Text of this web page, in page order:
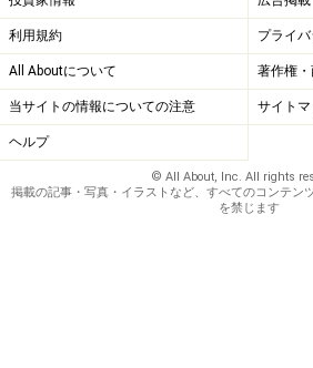
11センチ以下」が安全の目安とされ
はちょうど子どもの頭が抜けない寸
子の間隔の規定は、足がかりまたは
の部分、つまり子どもが落下する恐
になります。
それでは次にキッチンの安全性に
利用規約 プライ
All Aboutについて 著作権
当サイトの情報についての注意 サイト
ヘルプ
© All About, Inc. All rights
掲載の記事・写真・イラストなど、すべてのコンテン
を禁じます